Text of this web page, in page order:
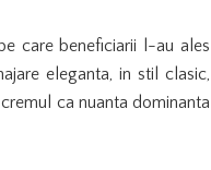
care beneficiarii l-au ales
eleganta, in stil clasic,
ca nuanta dominanta